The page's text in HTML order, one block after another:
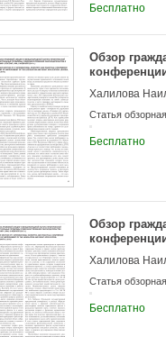
Бесплатно
Обзор
Халилова
Статья обзорная
Бесплатно
Обзор
Халилова
Статья обзорная
Бесплатно